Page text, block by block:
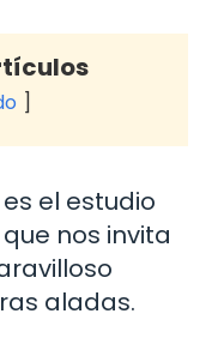
el estudio
nos invita
aladas.